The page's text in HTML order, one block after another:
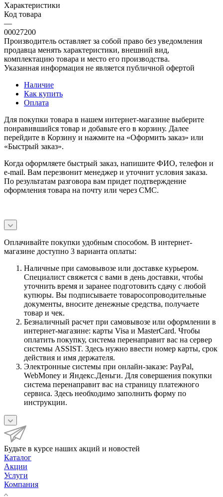
Характеристики
Код товара
—
00027200
Производитель оставляет за собой право без уведомления
продавца менять характеристики, внешний вид,
комплектацию товара и место его производства.
Указанная информация не является публичной офертой
Наличие
Как купить
Оплата
Для покупки товара в нашем интернет-магазине выберите
понравившийся товар и добавьте его в корзину. Далее
перейдите в Корзину и нажмите на «Оформить заказ» или
«Быстрый заказ».
Когда оформляете быстрый заказ, напишите ФИО, телефон и
e-mail. Вам перезвонит менеджер и уточнит условия заказа.
По результатам разговора вам придет подтверждение
оформления товара на почту или через СМС.
Оплачивайте покупки удобным способом. В интернет-
магазине доступно 3 варианта оплаты:
Наличные при самовывозе или доставке курьером.
Специалист свяжется с вами в день доставки, чтобы
уточнить время и заранее подготовить сдачу с любой
купюры. Вы подписываете товаросопроводительные
документы, вносите денежные средства, получаете
товар и чек.
Безналичный расчет при самовывозе или оформлении в
интернет-магазине: карты Visa и MasterCard. Чтобы
оплатить покупку, система перенаправит вас на сервер
системы ASSIST. Здесь нужно ввести номер карты, срок
действия и имя держателя.
Электронные системы при онлайн-заказе: PayPal,
WebMoney и Яндекс.Деньги. Для совершения покупки
система перенаправит вас на страницу платежного
сервиса. Здесь необходимо заполнить форму по
инструкции.
Будьте в курсе наших акций и новостей
Каталог
Акции
Услуги
Компания